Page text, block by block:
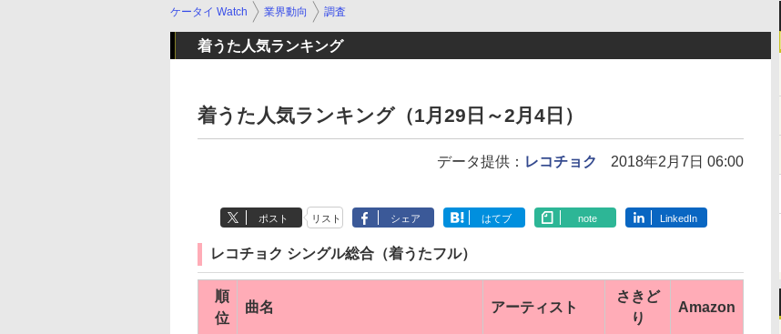
ケータイ Watch 業界動向 調査
着うた人気ランキング
着うた人気ランキング（1月29日～2月4日）
データ提供： レコチョク 2018年2月7日 06:00
ポスト リスト シェア はてブ note LinkedIn
レコチョク シングル総合（着うたフル）
順
位
曲名 アーティスト
さきど
り
Amazon